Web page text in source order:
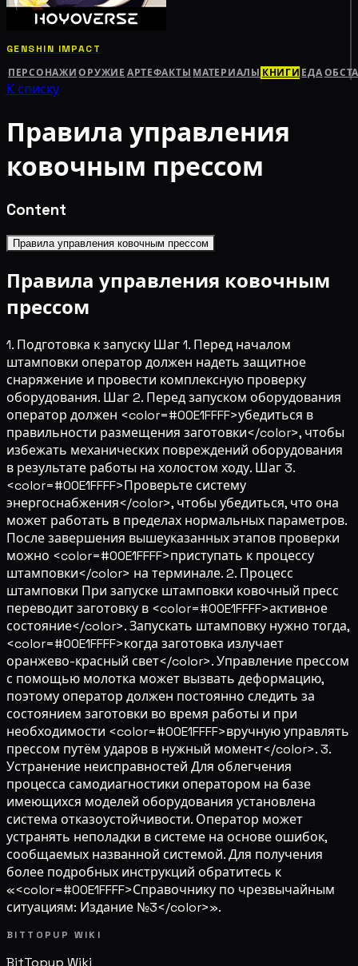
GENSHIN IMPACT
ПЕРСОНАЖИ ОРУЖИЕ АРТЕФАКТЫ МАТЕРИАЛЫ КНИГИ ЕДА
К списку
Правила управления
ковочным прессом
Content
Правила управления ковочным прессом
Правила управления ковочным
прессом
1. Подготовка к запуску Шаг 1. Перед началом
штамповки оператор должен надеть защитное
снаряжение и провести комплексную проверку
оборудования. Шаг 2. Перед запуском оборудования
оператор должен <color=#00E1FFFF>убедиться в
правильности размещения заготовки</color>, чтобы
избежать механических повреждений оборудования
в результате работы на холостом ходу. Шаг 3.
<color=#00E1FFFF>Проверьте систему
энергоснабжения</color>, чтобы убедиться, что она
может работать в пределах нормальных параметров.
После завершения вышеуказанных этапов проверки
можно <color=#00E1FFFF>приступать к процессу
штамповки</color> на терминале. 2. Процесс
штамповки При запуске штамповки ковочный пресс
переводит заготовку в <color=#00E1FFFF>активное
состояние</color>. Запускать штамповку нужно тогда,
<color=#00E1FFFF>когда заготовка излучает
оранжево-красный свет</color>. Управление прессом
с помощью молотка может вызвать деформацию,
поэтому оператор должен постоянно следить за
состоянием заготовки во время работы и при
необходимости <color=#00E1FFFF>вручную управлять
прессом путём ударов в нужный момент</color>. 3.
Устранение неисправностей Для облегчения
процесса самодиагностики оператором на базе
имеющихся моделей оборудования установлена
система отказоустойчивости. Оператор может
устранять неполадки в системе на основе ошибок,
сообщаемых названной системой. Для получения
более подробных инструкций обратитесь к
«<color=#00E1FFFF>Справочнику по чрезвычайным
ситуациям: Издание №3</color>».
BITTOPUP WIKI